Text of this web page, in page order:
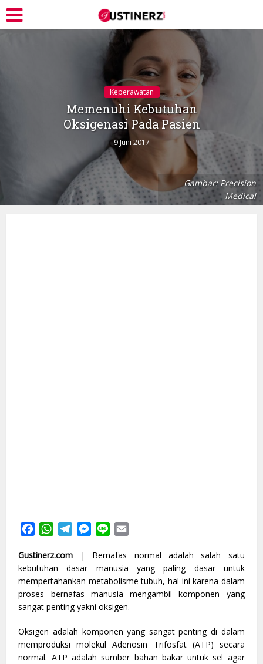
Keperawatan
Memenuhi Kebutuhan
Oksigenasi Pada Pasien
9 Juni 2017
Gambar: Precision
Medical
FacebookWhatsApp
TelegramMessenger
Line
Gustinerz.com | Bernafas normal adalah salah satu
kebutuhan dasar manusia yang paling dasar untuk
mempertahankan metabolisme tubuh, hal ini karena dalam
proses bernafas manusia mengambil komponen yang
sangat penting yakni oksigen.
Oksigen adalah komponen yang sangat penting di dalam
memproduksi molekul Adenosin Trifosfat (ATP) secara
normal. ATP adalah sumber bahan bakar untuk sel agar